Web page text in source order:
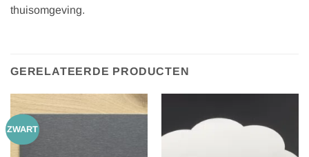
thuisomgeving.
GERELATEERDE PRODUCTEN
ZWART